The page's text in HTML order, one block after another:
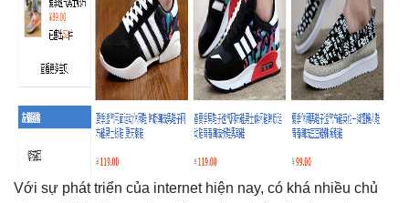
Với sự phát triển của internet hiện nay, có khá nhiều chủ